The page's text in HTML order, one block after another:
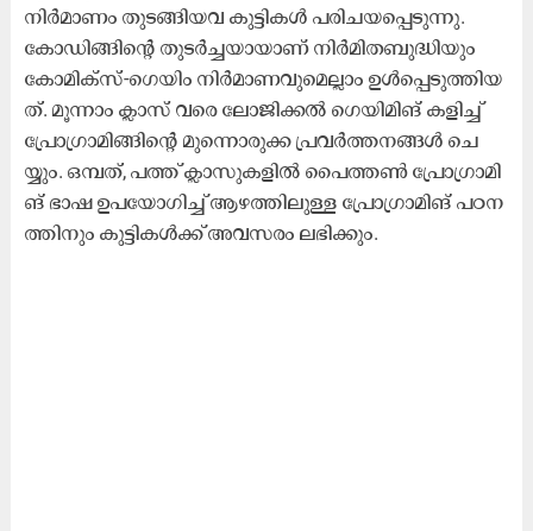
നി​ര്‍മാ​ണം തു​ട​ങ്ങി​യ​വ കു​ട്ടി​ക​ള്‍ പ​രി​ച​യ​പ്പെ​ടു​ന്നു.
കോ​ഡി​ങ്ങി​ന്റെ തു​ട​ര്‍ച്ച​യാ​യാ​ണ് നി​ര്‍മി​ത​ബു​ദ്ധി​യും
കോ​മി​ക്സ്-​ഗെ​യിം നി​ര്‍മാ​ണ​വു​മെ​ല്ലാം ഉ​ള്‍പ്പെ​ടു​ത്തി​യ​
ത്. മൂ​ന്നാം ക്ലാ​സ് വ​രെ ലോ​ജി​ക്ക​ൽ ഗെ​യി​മി​ങ് ക​ളി​ച്ച്
പ്രോ​ഗ്രാ​മി​ങ്ങി​ന്റെ മു​ന്നൊ​രു​ക്ക പ്ര​വ​ർ​ത്ത​ന​ങ്ങ​ൾ ചെ​
യ്യും. ഒ​മ്പ​ത്, പ​ത്ത് ക്ലാ​സു​ക​ളി​ല്‍ പൈ​ത്ത​ണ്‍ പ്രോ​ഗ്രാ​മി​
ങ് ഭാ​ഷ ഉ​പ​യോ​ഗി​ച്ച് ആ​ഴ​ത്തി​ലു​ള്ള പ്രോ​ഗ്രാ​മി​ങ് പ​ഠ​ന​
ത്തി​നും കു​ട്ടി​ക​ള്‍ക്ക് അ​വ​സ​രം ല​ഭി​ക്കും.